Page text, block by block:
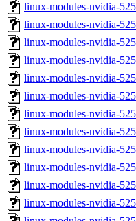
linux-modules-nvidia-
linux-modules-nvidia-
linux-modules-nvidia-
linux-modules-nvidia-
linux-modules-nvidia-
linux-modules-nvidia-
linux-modules-nvidia-
linux-modules-nvidia-
linux-modules-nvidia-
linux-modules-nvidia-
linux-modules-nvidia-
linux-modules-nvidia-